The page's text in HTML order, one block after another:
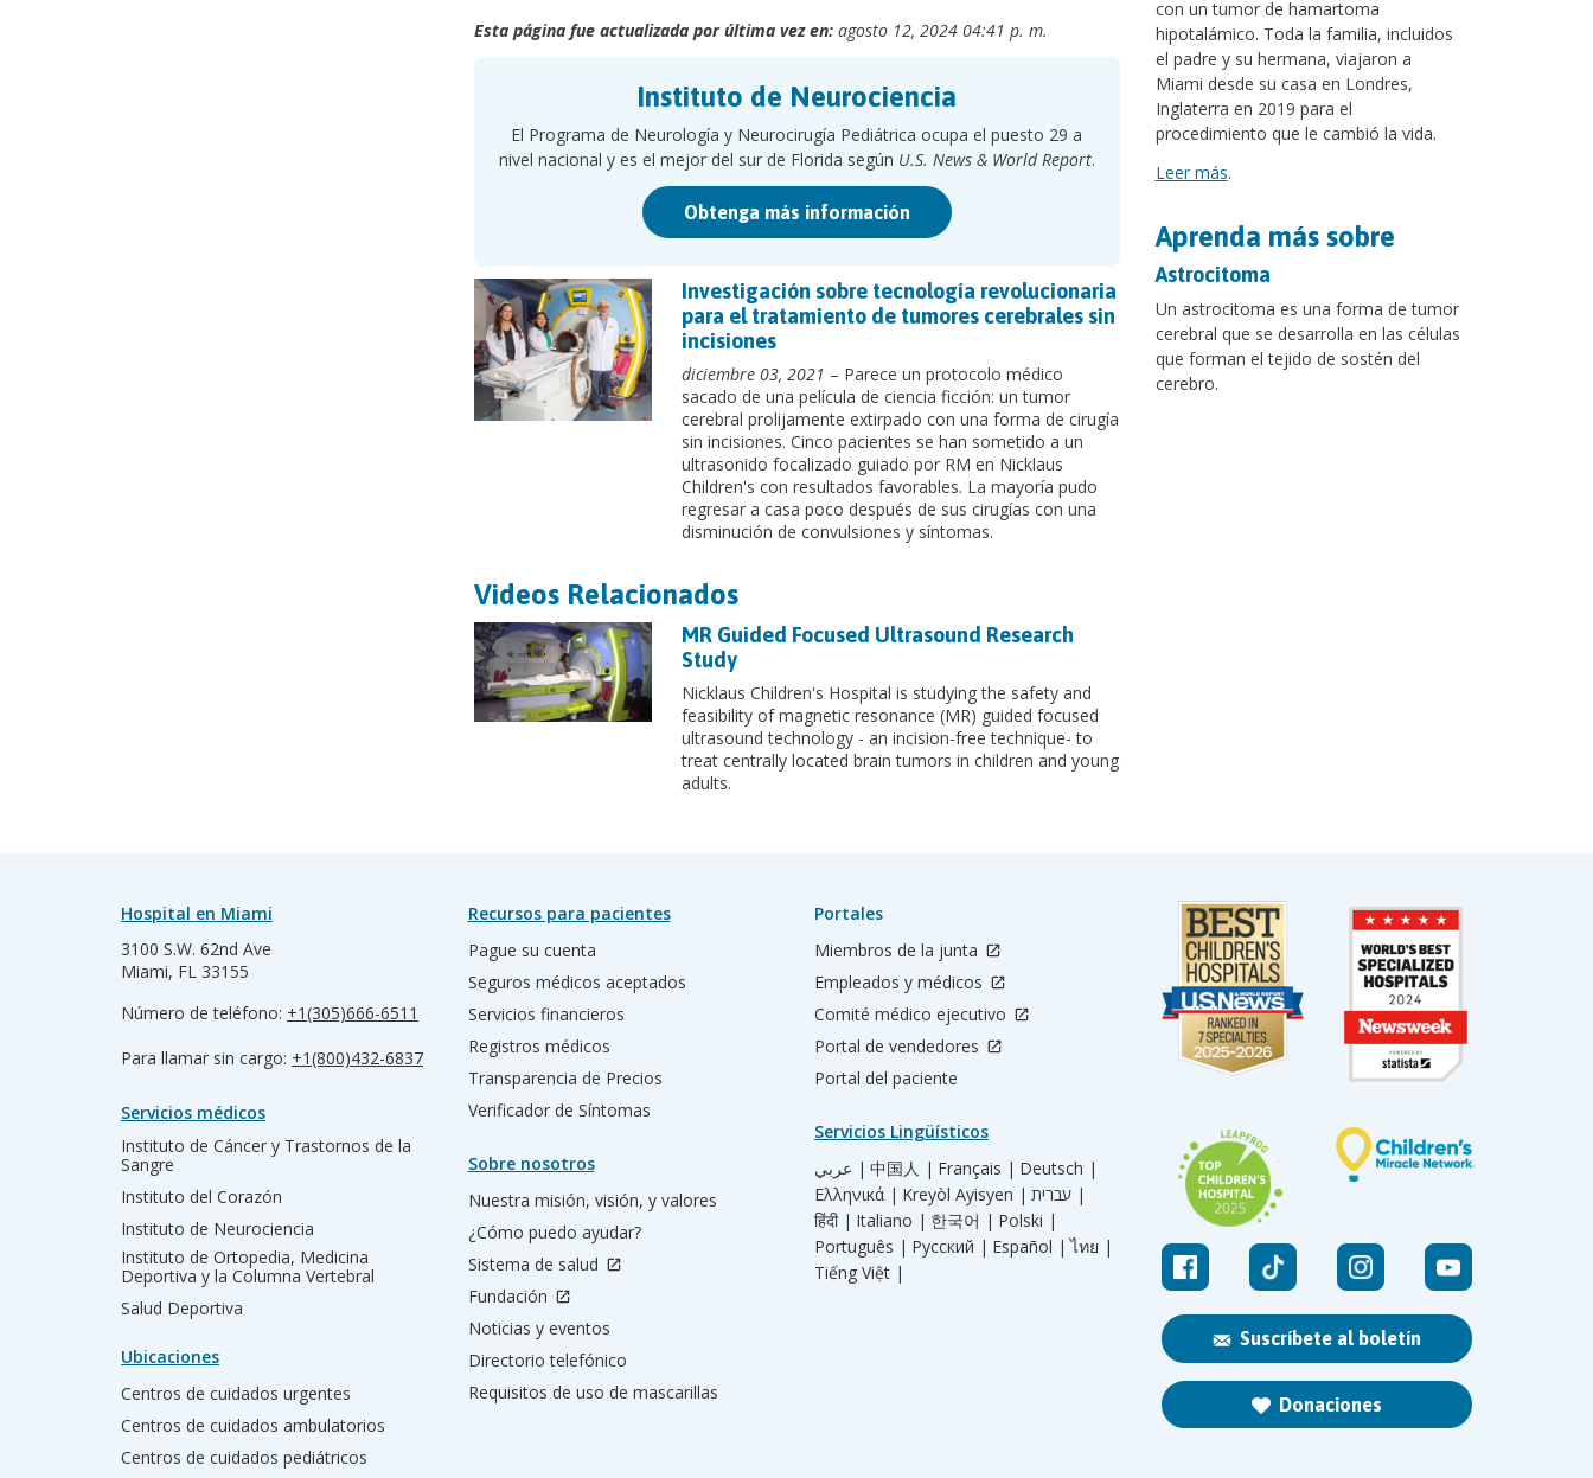
Esta página fue actualizada por última vez en:agosto 12, 2024 04:41 p. m.
Instituto de Neurociencia
El Programa de Neurología y Neurocirugía Pediátrica ocupa el puesto 29 a
nivel nacional y es el mejor del sur de Florida según U.S. News & World Report.
Obtenga más información
Investigación sobre tecnología revolucionaria
para el tratamiento de tumores cerebrales sin
incisiones
diciembre 03, 2021 – Parece un protocolo médico
sacado de una película de ciencia ficción: un tumor
cerebral prolijamente extirpado con una forma de cirugía
sin incisiones. Cinco pacientes se han sometido a un
ultrasonido focalizado guiado por RM en Nicklaus
Children's con resultados favorables. La mayoría pudo
regresar a casa poco después de sus cirugías con una
disminución de convulsiones y síntomas.
Videos Relacionados
MR Guided Focused Ultrasound Research
Study
Nicklaus Children's Hospital is studying the safety and
feasibility of magnetic resonance (MR) guided focused
ultrasound technology - an incision-free technique- to
treat centrally located brain tumors in children and young
adults.
con un tumor de hamartoma
hipotalámico. Toda la familia, incluidos
el padre y su hermana, viajaron a
Miami desde su casa en Londres,
Inglaterra en 2019 para el
procedimiento que le cambió la vida.
Leer más.
Aprenda más sobre
Astrocitoma
Un astrocitoma es una forma de tumor
cerebral que se desarrolla en las células
que forman el tejido de sostén del
cerebro.
Suscríbete al boletín
Donaciones
Hospital en Miami
3100 S.W. 62nd Ave
Miami, FL 33155
Número de teléfono: +1(305)666-6511
Para llamar sin cargo: +1(800)432-6837
Servicios médicos
Instituto de Cáncer y Trastornos de la
Sangre
Instituto del Corazón
Instituto de Neurociencia
Instituto de Ortopedia, Medicina
Deportiva y la Columna Vertebral
Salud Deportiva
Ubicaciones
Centros de cuidados urgentes
Centros de cuidados ambulatorios
Centros de cuidados pediátricos
Recursos para pacientes
Pague su cuenta
Seguros médicos aceptados
Servicios financieros
Registros médicos
Transparencia de Precios
Verificador de Síntomas
Sobre nosotros
Nuestra misión, visión, y valores
¿Cómo puedo ayudar?
Sistema de salud
Fundación
Noticias y eventos
Directorio telefónico
Requisitos de uso de mascarillas
Portales
Miembros de la junta
Empleados y médicos
Comité médico ejecutivo
Portal de vendedores
Portal del paciente
Servicios Lingüísticos
عربي | 中国人 | Français | Deutsch |
Ελληνικά | Kreyòl Ayisyen |
עברית |
हिंदी | Italiano | 한국어 | Polski |
Português | Русский | Español | ไทย |
Tiếng Việt |